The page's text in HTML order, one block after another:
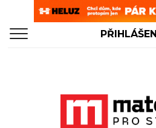
PŘIHLÁŠENÍ